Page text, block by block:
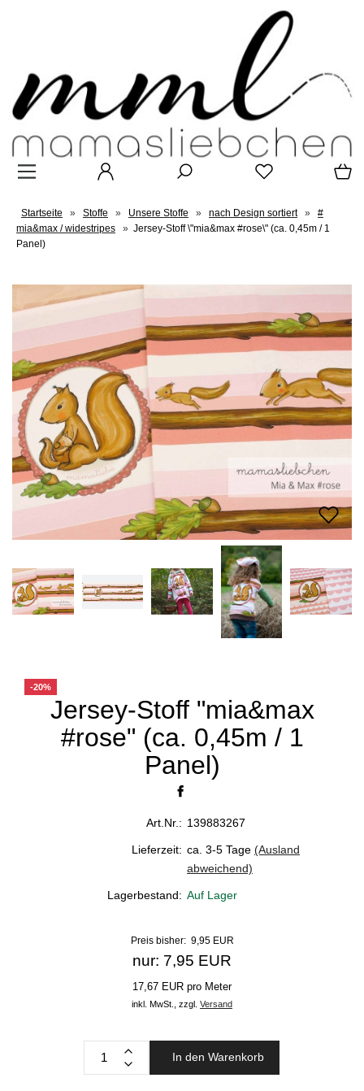
Startseite » Stoffe » Unsere Stoffe » nach Design sortiert »
#
mia&max / widestripes
» Jersey-Stoff \"mia&max #rose\" (ca. 0,45m / 1
Panel)
Jersey-Stoff "mia&max
#rose" (ca. 0,45m / 1
Panel)
-20%
Art.Nr.: 139883267
Lieferzeit: ca. 3-5 Tage (Ausland
abweichend)
Lagerbestand: Auf Lager
Preis bisher: 9,95 EUR
nur: 7,95 EUR
17,67 EUR pro Meter
inkl. MwSt., zzgl. Versand
In den Warenkorb